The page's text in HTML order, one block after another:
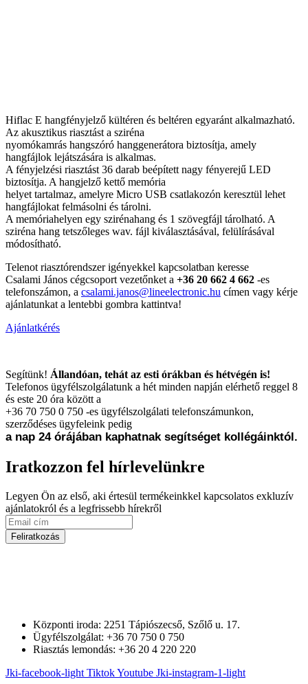
Hiflac E hangfényjelző kültéren és beltéren egyaránt alkalmazható.
Az akusztikus riasztást a sziréna
nyomókamrás hangszóró hanggenerátora biztosítja, amely
hangfájlok lejátszására is alkalmas.
A fényjelzési riasztást 36 darab beépített nagy fényerejű LED
biztosítja. A hangjelző kettő memória
helyet tartalmaz, amelyre Micro USB csatlakozón keresztül lehet
hangfájlokat felmásolni és tárolni.
A memóriahelyen egy szirénahang és 1 szövegfájl tárolható. A
sziréna hang tetszőleges wav. fájl kiválasztásával, felülírásával
módosítható.
Telenot riasztórendszer igényekkel kapcsolatban keresse
Csalami János cégcsoport vezetőnket a +36 20 662 4 662 -es
telefonszámon, a csalami.janos@lineelectronic.hu címen vagy kérje
ajánlatunkat a lentebbi gombra kattintva!
Ajánlatkérés
Segítünk! Állandóan, tehát az esti órákban és hétvégén is!
Telefonos ügyfélszolgálatunk a hét minden napján elérhető reggel 8
és este 20 óra között a
+36 70 750 0 750 -es ügyfélszolgálati telefonszámunkon,
szerződéses ügyfeleink pedig
a nap 24 órájában kaphatnak segítséget kollégáinktól.
Iratkozzon fel hírlevelünkre
Legyen Ön az első, aki értesül termékeinkkel kapcsolatos exkluzív
ajánlatokról és a legfrissebb hírekről
Feliratkozás
Központi iroda: 2251 Tápiószecső, Szőlő u. 17.
Ügyfélszolgálat: +36 70 750 0 750
Riasztás lemondás: +36 20 4 220 220
Jki-facebook-light TiktokYoutube Jki-instagram-1-light